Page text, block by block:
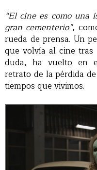
“El cine es como una
gran cementerio”,
rueda de prensa. Un
que volvía al cine tras
duda, ha vuelto en
retrato de la pérdida
tiempos que vivimos.